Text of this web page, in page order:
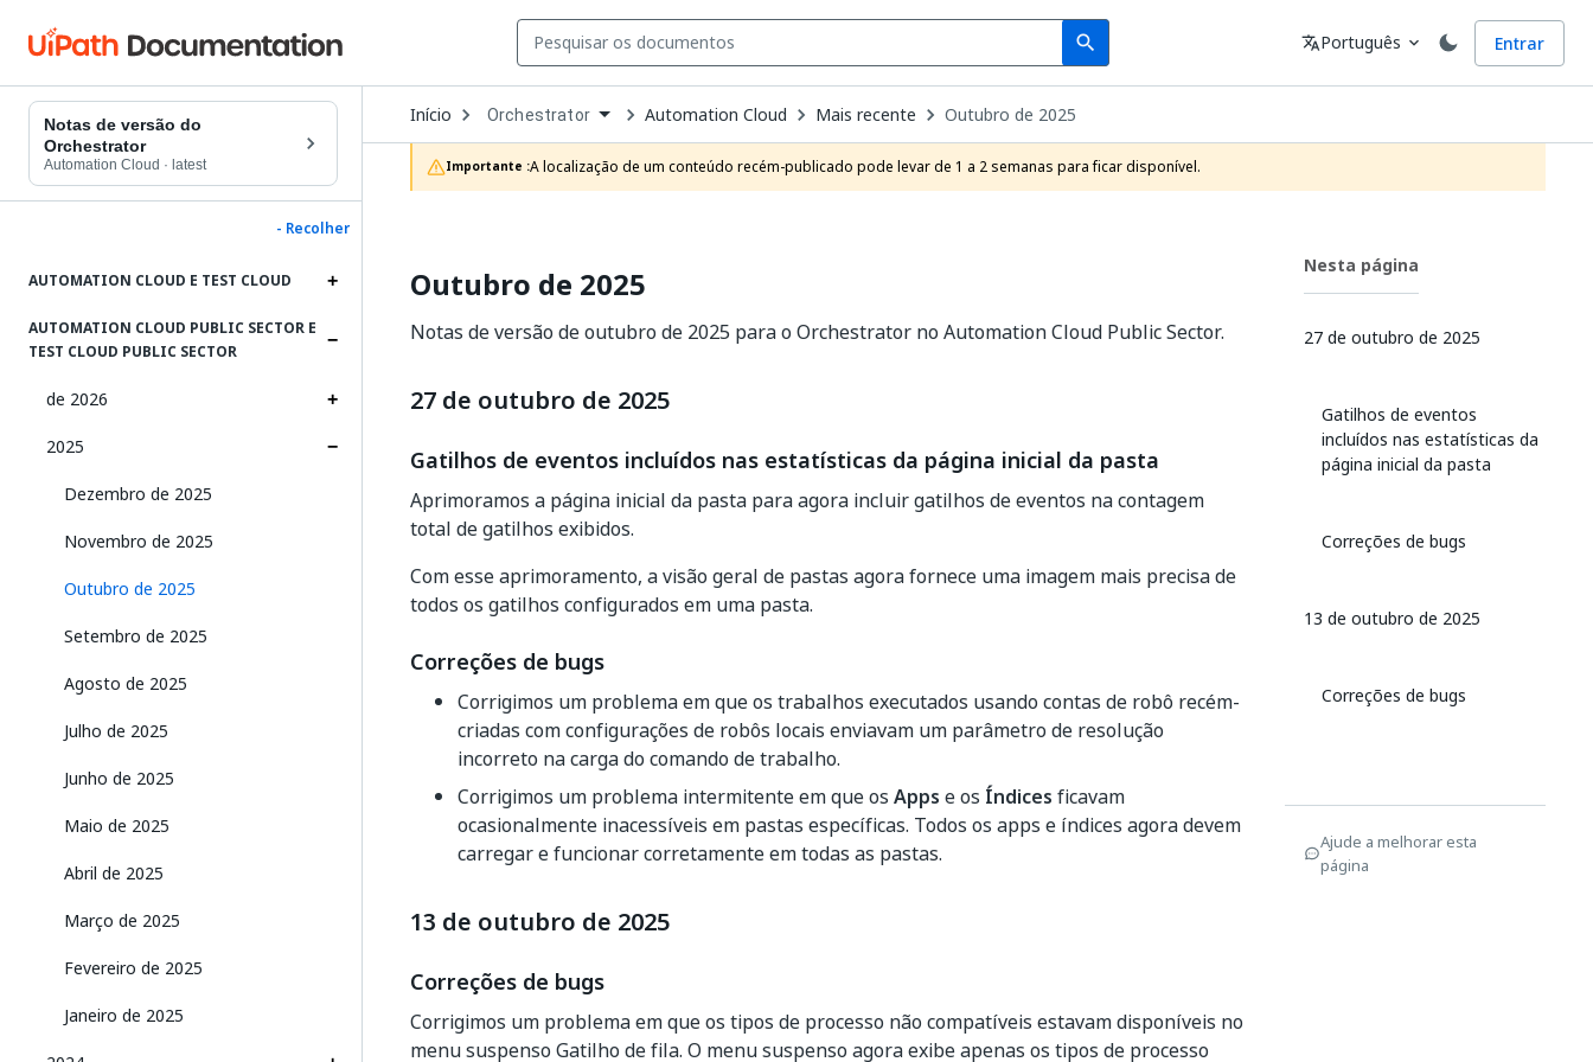
search
Search Idioma
translatePortuguês expand_more Entrar
Notas de versão do
Orchestrator
Automation Cloud · latest
- Recolher
AUTOMATION CLOUD E TEST CLOUD
AUTOMATION CLOUD PUBLIC SECTOR E
TEST CLOUD PUBLIC SECTOR
de 2026
2025
Dezembro de 2025
Novembro de 2025
Outubro de 2025
Setembro de 2025
Agosto de 2025
Julho de 2025
Junho de 2025
Maio de 2025
Abril de 2025
Março de 2025
Fevereiro de 2025
Janeiro de 2025
Início Open
Dropdown
to
choose
product
Orchestrator Automation Cloud Mais recente Outubro de 2025
Importante :A localização de um conteúdo recém-publicado pode levar de 1 a 2 semanas para ficar disponível.
Outubro de 2025
Notas de versão de outubro de 2025 para o Orchestrator no Automation Cloud Public Sector.
27 de outubro de 2025
Gatilhos de eventos incluídos nas estatísticas da página inicial da pasta
Aprimoramos a página inicial da pasta para agora incluir gatilhos de eventos na contagem
total de gatilhos exibidos.
Com esse aprimoramento, a visão geral de pastas agora fornece uma imagem mais precisa de
todos os gatilhos configurados em uma pasta.
Correções de bugs
Corrigimos um problema em que os trabalhos executados usando contas de robô recém-
criadas com configurações de robôs locais enviavam um parâmetro de resolução
incorreto na carga do comando de trabalho.
Corrigimos um problema intermitente em que os Apps e os Índices ficavam
ocasionalmente inacessíveis em pastas específicas. Todos os apps e índices agora devem
carregar e funcionar corretamente em todas as pastas.
13 de outubro de 2025
Correções de bugs
Corrigimos um problema em que os tipos de processo não compatíveis estavam disponíveis no
menu suspenso Gatilho de fila. O menu suspenso agora exibe apenas os tipos de processo
Nesta página
27 de outubro de 2025
Gatilhos de eventos
incluídos nas estatísticas da
página inicial da pasta
Correções de bugs
13 de outubro de 2025
Correções de bugs
Ajude a melhorar esta
página